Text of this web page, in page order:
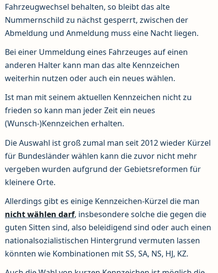
Fahrzeugwechsel behalten, so bleibt das alte
Nummernschild zu nächst gesperrt, zwischen der
Abmeldung und Anmeldung muss eine Nacht liegen.
Bei einer Ummeldung eines Fahrzeuges auf einen
anderen Halter kann man das alte Kennzeichen
weiterhin nutzen oder auch ein neues wählen.
Ist man mit seinem aktuellen Kennzeichen nicht zu
frieden so kann man jeder Zeit ein neues
(Wunsch-)Kennzeichen erhalten.
Die Auswahl ist groß zumal man seit 2012 wieder Kürzel
für Bundesländer wählen kann die zuvor nicht mehr
vergeben wurden aufgrund der Gebietsreformen für
kleinere Orte.
Allerdings gibt es einige Kennzeichen-Kürzel die man
nicht wählen darf, insbesondere solche die gegen die
guten Sitten sind, also beleidigend sind oder auch einen
nationalsozialistischen Hintergrund vermuten lassen
könnten wie Kombinationen mit SS, SA, NS, HJ, KZ.